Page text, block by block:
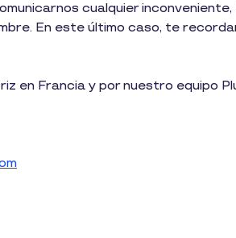
cualquier
En este último caso, te
en Francia y por nuestro equipo